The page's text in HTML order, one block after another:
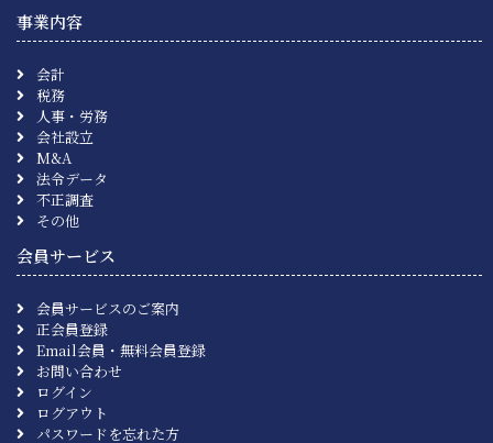
事業内容
会計
税務
人事・労務
会社設立
M&A
法令データ
不正調査
その他
会員サービス
会員サービスのご案内
正会員登録
Email会員・無料会員登録
お問い合わせ
ログイン
ログアウト
パスワードを忘れた方